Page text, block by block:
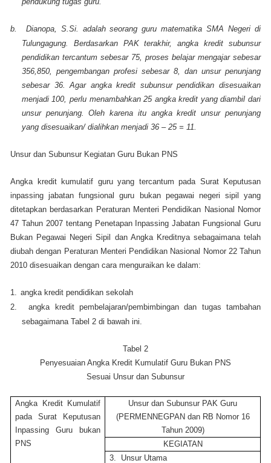
b.
Dianopa, S.Si. adalah seorang guru matematika SMA Negeri di
Tulungagung. Berdasarkan PAK terakhir, angka kredit subunsur
pendidikan tercantum sebesar 75, proses belajar mengajar sebesar
356,850, pengembangan profesi sebesar 8, dan unsur penunjang
sebesar 36. Agar angka kredit subunsur pendidikan disesuaikan
menjadi 100, perlu menambahkan 25 angka kredit yang diambil dari
unsur penunjang. Oleh karena itu angka kredit unsur penunjang
yang disesuaikan/ dialihkan menjadi 36 – 25 = 11.
Unsur dan Subunsur Kegiatan Guru Bukan PNS
Angka kredit kumulatif guru yang tercantum pada Surat Keputusan
inpassing jabatan fungsional guru bukan pegawai negeri sipil yang
ditetapkan berdasarkan Peraturan Menteri Pendidikan Nasional Nomor
47 Tahun 2007 tentang Penetapan Inpassing Jabatan Fungsional Guru
Bukan Pegawai Negeri Sipil dan Angka Kreditnya sebagaimana telah
diubah dengan Peraturan Menteri Pendidikan Nasional Nomor 22 Tahun
2010 disesuaikan dengan cara menguraikan ke dalam:
1.
angka kredit pendidikan sekolah
2.
angka kredit pembelajaran/pembimbingan dan tugas tambahan
sebagaimana Tabel 2 di bawah ini.
Tabel 2
Penyesuaian Angka Kredit Kumulatif Guru Bukan PNS
Sesuai Unsur dan Subunsur
Angka Kredit Kumulatif
pada Surat Keputusan
Inpassing Guru bukan
PNS
Unsur dan Subunsur PAK Guru
(PERMENNEGPAN dan RB Nomor 16
Tahun 2009)
KEGIATAN
3.
Unsur Utama